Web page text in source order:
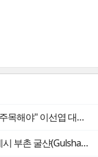
AI 시대 투자 성과를 가르는 지점들
의 극단적인 모습에 충격을 받다